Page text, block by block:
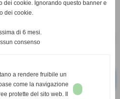
dei cookie. Ignorando questo banner e
dei cookie.
di 6 mesi.
consenso
a rendere fruibile un
come la navigazione
protette del sito web. Il